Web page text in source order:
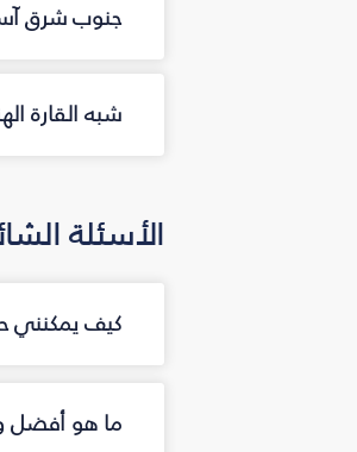
جنوب شرق
شبه القارة
الأسئلة
كيف يمكنني
ما هو أفضل